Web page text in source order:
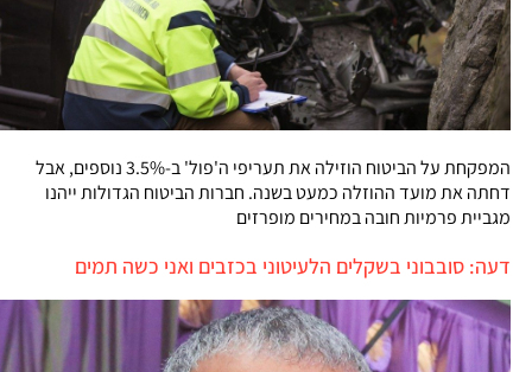
המפקחת על הביטוח הוזילה את תעריפי ה'פול' ב-3.5% נוספים, אבל
דחתה את מועד ההוזלה כמעט בשנה. חברות הביטוח הגדולות ייהנו
מגביית פרמיות חובה במחירים מופרזים
דעה: סובבוני בשקלים הלעיטוני בכזבים ואני כשה תמים